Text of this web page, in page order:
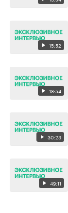
15:52
18:54
30:23
49:11